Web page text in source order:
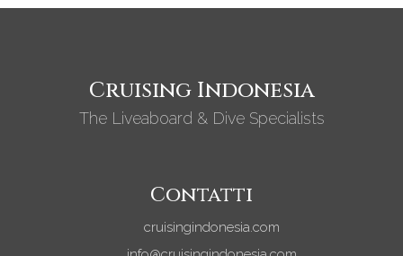
Cruising Indonesia
The Liveaboard & Dive Specialists
Contatti
cruisingindonesia.com